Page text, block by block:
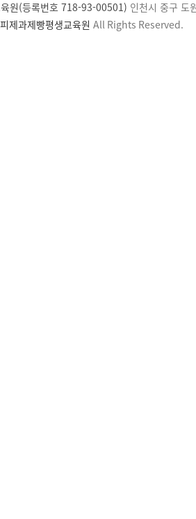
육원(등록번호 718-93-00501) 인천시 중구
제과제빵평생교육원 All Rights Reserved.